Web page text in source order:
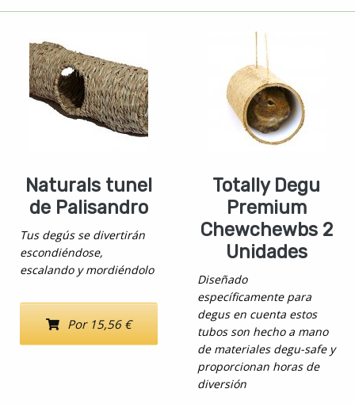
Naturals tunel
de Palisandro
Tus degús se divertirán
escondiéndose,
escalando y mordiéndolo
Por 15,56 €
Totally Degu
Premium
Chewchewbs 2
Unidades
Diseñado
específicamente para
degus en cuenta estos
tubos son hecho a mano
de materiales degu-safe y
proporcionan horas de
diversión